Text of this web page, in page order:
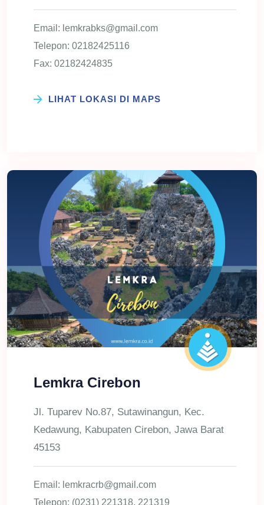
Email: lemkrabks@gmail.com
Telepon: 02182425116
Fax: 02182424835
LIHAT LOKASI DI MAPS
Lemkra Cirebon
Jl. Tuparev No.87, Sutawinangun, Kec.
Kedawung, Kabupaten Cirebon, Jawa Barat
45153
Email: lemkracrb@gmail.com
Telepon: (0231) 221318, 221319